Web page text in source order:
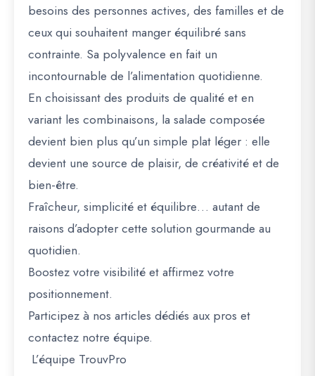
besoins des personnes actives, des familles et de
ceux qui souhaitent manger équilibré sans
contrainte. Sa polyvalence en fait un
incontournable de l’alimentation quotidienne.
En choisissant des produits de qualité et en
variant les combinaisons, la salade composée
devient bien plus qu’un simple plat léger : elle
devient une source de plaisir, de créativité et de
bien-être.
Fraîcheur, simplicité et équilibre… autant de
raisons d’adopter cette solution gourmande au
quotidien.
Boostez votre visibilité et affirmez votre
positionnement.
Participez à nos articles dédiés aux pros et
contactez notre équipe.
L’équipe TrouvPro